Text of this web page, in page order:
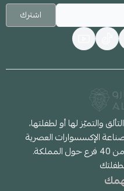
اشترك
والتميّز لها أو لطفلتها،
خبرتنا منذ 1998م لصناعة الإكسسوارات العصرية
لتناسب جميع الأذواق، عبر أكثر من 40 فرع حول المملكة.